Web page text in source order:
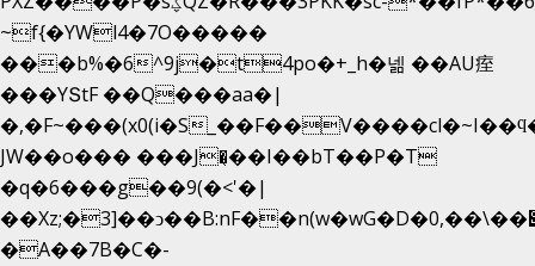
~f{�YWl4�7O�����
���b%�6^9j�t4po�+_h�넮 ��AU痓
���YՏtF ��Q���aa�|
�,�F~���(x0(i�S
JW��o��� ���J�̖��I��bT��P�T
�q�6���g��9(�<'�|
��Xz;�3]��ͻ��B:nF��n(w�wG�D�݌��\��,0"�
�A��7B�C�-